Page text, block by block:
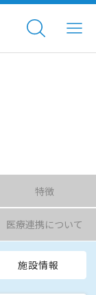
特徴
医療連携について
施設情報